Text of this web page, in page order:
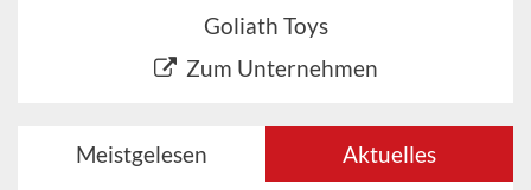
Goliath Toys
Zum Unternehmen
Meistgelesen Aktuelles